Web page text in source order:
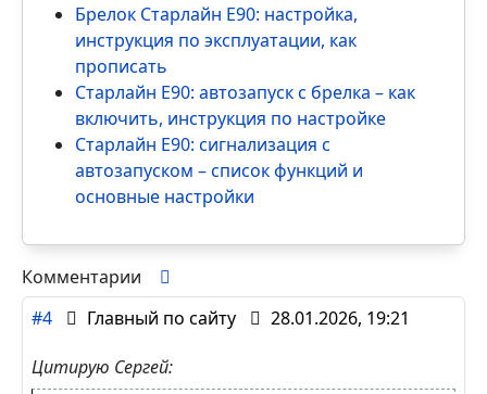
Брелок Старлайн Е90: настройка,
инструкция по эксплуатации, как
прописать
Старлайн Е90: автозапуск с брелка – как
включить, инструкция по настройке
Старлайн Е90: сигнализация с
автозапуском – список функций и
основные настройки
Комментарии
#4
Главный по сайту 28.01.2026, 19:21
Цитирую Сергей: